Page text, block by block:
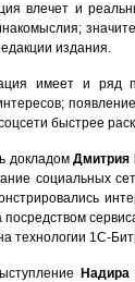
влечет и
издания.
имеет и ряд
быстрее
докладомДмитрия
социальных
технологии 1С-
Надира